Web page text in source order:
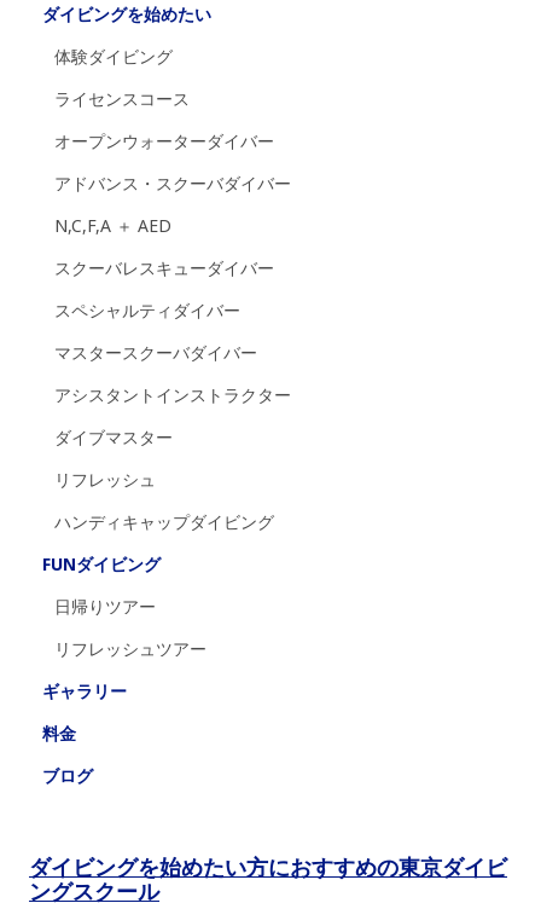
ダイビングを始めたい
体験ダイビング
ライセンスコース
オープンウォーターダイバー
アドバンス・スクーバダイバー
N,C,F,A ＋ AED
スクーバレスキューダイバー
スペシャルティダイバー
マスタースクーバダイバー
アシスタントインストラクター
ダイブマスター
リフレッシュ
ハンディキャップダイビング
FUNダイビング
日帰りツアー
リフレッシュツアー
ギャラリー
料金
ブログ
ダイビングを始めたい方におすすめの東京ダイビ
ングスクール